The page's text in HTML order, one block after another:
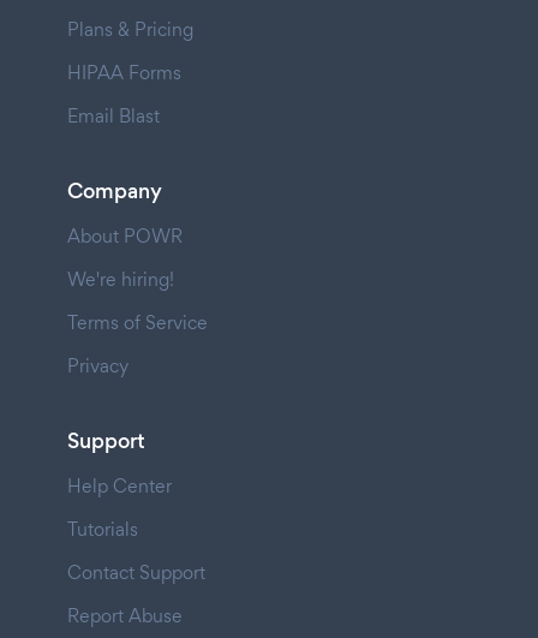
Plans & Pricing
HIPAA Forms
Email Blast
Company
About POWR
We're hiring!
Terms of Service
Privacy
Support
Help Center
Tutorials
Contact Support
Report Abuse